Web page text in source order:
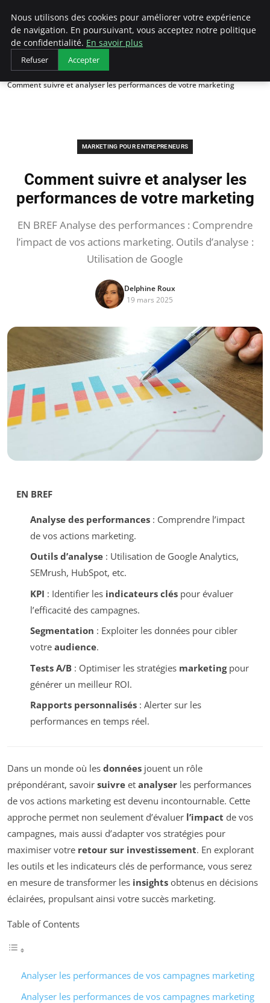
LECFCM
Accueil
Marketing pour entrepreneurs
Comment suivre et analyser les performances de votre marketing
MARKETING POUR ENTREPRENEURS
Comment suivre et analyser les
performances de votre marketing
EN BREF Analyse des performances : Comprendre
l’impact de vos actions marketing. Outils d’analyse :
Utilisation de Google
Delphine Roux
19 mars 2025
EN BREF
Analyse des performances: Comprendre l’impact
de vos actions marketing.
Outils d’analyse: Utilisation de Google Analytics,
SEMrush, HubSpot, etc.
KPI : Identifier les indicateurs cléspour évaluer
l’efficacité des campagnes.
Segmentation : Exploiter les données pour cibler
votre audience.
Tests A/B: Optimiser les stratégies marketingpour
générer un meilleur ROI.
Rapports personnalisés: Alerter sur les
performances en temps réel.
Dans un monde où les données jouent un rôle
prépondérant, savoir suivre et analyser les performances
de vos actions marketing est devenu incontournable. Cette
approche permet non seulement d’évaluer l’impact de vos
campagnes, mais aussi d’adapter vos stratégies pour
maximiser votre retour sur investissement. En explorant
les outils et les indicateurs clés de performance, vous serez
en mesure de transformer les insights obtenus en décisions
éclairées, propulsant ainsi votre succès marketing.
Table of Contents
Analyser les performances de vos campagnes marketing
Analyser les performances de vos campagnes marketing
Nous utilisons des cookies pour améliorer votre expérience
de navigation. En poursuivant, vous acceptez notre politique
de confidentialité. En savoir plus
Refuser Accepter